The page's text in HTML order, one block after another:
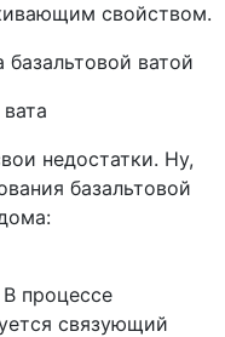
свойством.
недостатки. Ну,
базальтовой
В процессе
связующий